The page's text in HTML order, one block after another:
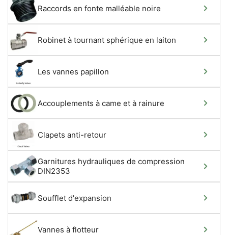
Raccords en fonte malléable noire
Robinet à tournant sphérique en laiton
Les vannes papillon
Accouplements à came et à rainure
Clapets anti-retour
Garnitures hydrauliques de compression
DIN2353
Soufflet d'expansion
Vannes à flotteur